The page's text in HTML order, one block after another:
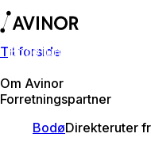
Til forside
Om Avinor
Forretningspartner
Bodø lufthavn
BodøDirekteruter